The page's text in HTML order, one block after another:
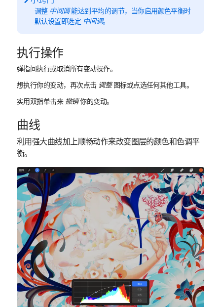
调整 中间调能达到平均的调节，当你启用颜色平衡时
默认设置即选定 中间调。
执行操作
弹指间执行或取消所有变动操作。
想执行你的变动，再次点击 调整图标或点选任何其他工具。
实用双指单击来 撤销你的变动。
曲线
利用强大曲线加上顺畅动作来改变图层的颜色和色调平
衡。